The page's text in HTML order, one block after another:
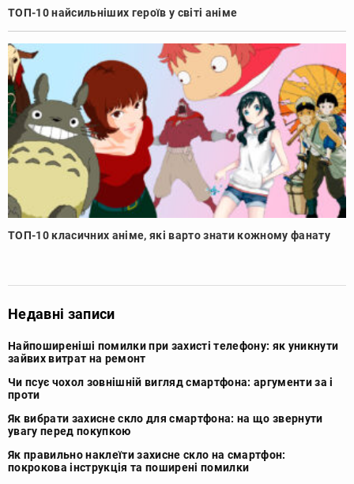
ТОП-10 найсильніших героїв у світі аніме
ТОП-10 класичних аніме, які варто знати кожному фанату
Недавні записи
Найпоширеніші помилки при захисті телефону: як уникнути
зайвих витрат на ремонт
Чи псує чохол зовнішній вигляд смартфона: аргументи за і
проти
Як вибрати захисне скло для смартфона: на що звернути
увагу перед покупкою
Як правильно наклеїти захисне скло на смартфон:
покрокова інструкція та поширені помилки